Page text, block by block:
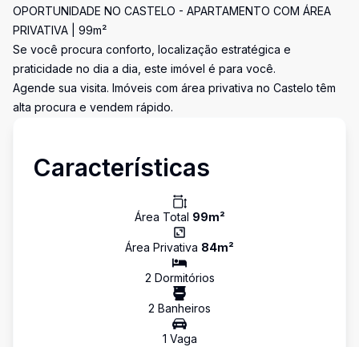
OPORTUNIDADE NO CASTELO - APARTAMENTO COM ÁREA
PRIVATIVA | 99m²
Se você procura conforto, localização estratégica e
praticidade no dia a dia, este imóvel é para você.
Agende sua visita. Imóveis com área privativa no Castelo têm
alta procura e vendem rápido.
Características
Área Total 99m²
Área Privativa 84m²
2 Dormitórios
2 Banheiros
1 Vaga